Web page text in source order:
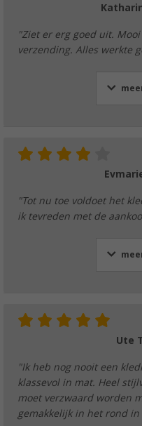
"Ziet er erg goed uit.
verzending. Alles werkte
"Tot nu toe voldoet het
ik tevreden met de
Ute
"Ik heb nog nooit een
klassevol in mat. Heel
moet verzwaard worden
gemakkelijk in het rond